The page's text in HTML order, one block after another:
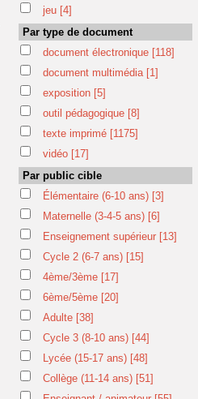
jeu [4]
Par type de document
document électronique [118]
document multimédia [1]
exposition [5]
outil pédagogique [8]
texte imprimé [1175]
vidéo [17]
Par public cible
Élémentaire (6-10 ans) [3]
Maternelle (3-4-5 ans) [6]
Enseignement supérieur [13]
Cycle 2 (6-7 ans) [15]
4ème/3ème [17]
6ème/5ème [20]
Adulte [38]
Cycle 3 (8-10 ans) [44]
Lycée (15-17 ans) [48]
Collège (11-14 ans) [51]